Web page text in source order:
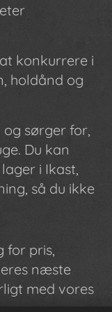
konkurrere i
holdånd og
sørger for,
Du kan
i Ikast,
så du ikke
for pris,
næste
med vores